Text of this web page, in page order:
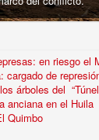
en riesgo el
cargado de
árboles del “Túnel
anciana en el Huila
Quimbo